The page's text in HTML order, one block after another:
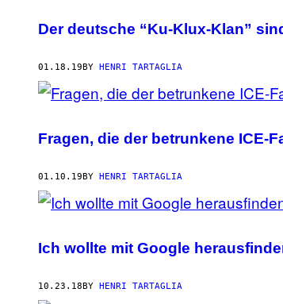
Der deutsche “Ku-Klux-Klan”
01.18.19 BY HENRI TARTAGLIA
Fragen, die der betrunkene ICE-
01.10.19 BY HENRI TARTAGLIA
Ich wollte mit Google
10.23.18 BY HENRI TARTAGLIA